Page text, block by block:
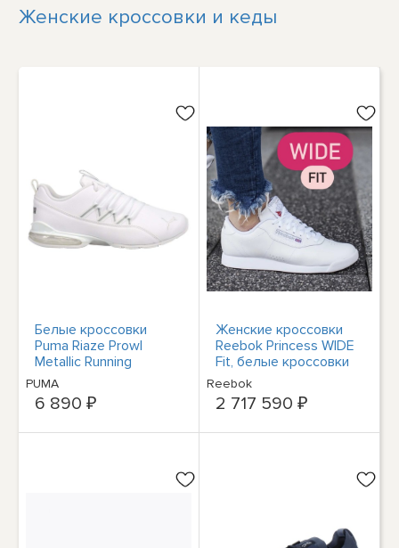
Женские кроссовки и кеды
Белые кроссовки
Puma Riaze Prowl
Metallic Running
Womens Casual Shoes
376920-02
PUMA
6 890 ₽
Женские кроссовки
Reebok Princess WIDE
Fit, белые кроссовки
#106 #500
Reebok
2 717 590 ₽